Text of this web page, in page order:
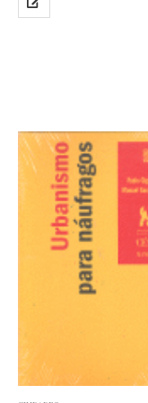
en este ensayo los mapas